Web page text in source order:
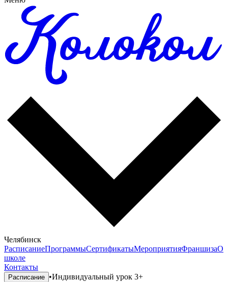
Челябинск
РасписаниеПрограммыСертификатыМероприятияФраншизаО
школе
Контакты
Расписание •Индивидуальный урок 3+